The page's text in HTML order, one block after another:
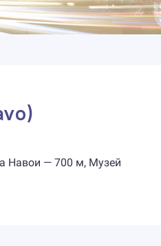
Навои — 700 м, Музей